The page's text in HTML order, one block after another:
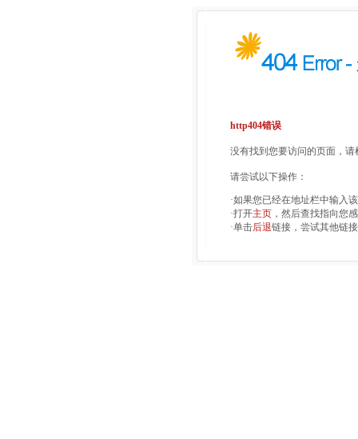
http404错误
没有找到您要访问的页面，
请尝试以下操作：
·如果您已经在地址栏中输入
·打开主页 ，然后查找指向您
·单击后退链接，尝试其他链